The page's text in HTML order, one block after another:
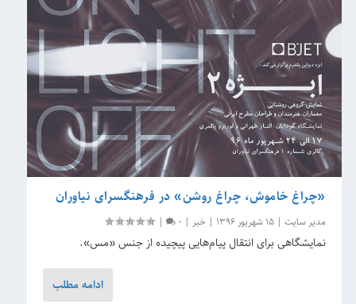
«چراغ خاموش، چراغ روشن» در فرهنگسرای نیاوران
مدیر سایت |15 شهریور 1396 | خبر |
0
|
نمایشگاهی برای انتقال پیام‌هایی پیچیده از جنس «مس».
ادامه مطلب